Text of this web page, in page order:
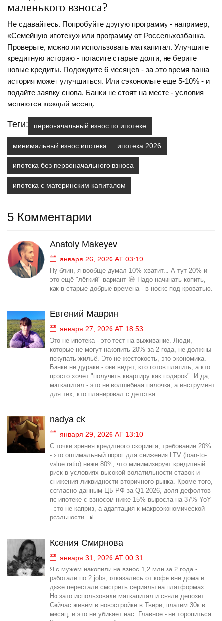
маленького взноса?
Не сдавайтесь. Попробуйте другую программу - например,
«Семейную ипотеку» или программу от Россельхозбанка.
Проверьте, можно ли использовать маткапитал. Улучшите
кредитную историю - погасите старые долги, не берите
новые кредиты. Подождите 6 месяцев - за это время ваша
история может улучшиться. Или сэкономьте еще 5-10% - и
подайте заявку снова. Банки не стоят на месте - условия
меняются каждый месяц.
Теги: первоначальный взнос по ипотеке
минимальный взнос ипотека ипотека 2026
ипотека без первоначального взноса
ипотека с материнским капиталом
5 Комментарии
Anatoly Makeyev
января 26, 2026 AT 03:19
Ну блин, я вообще думал 10% хватит... А тут 20% и
это ещё "лёгкий" вариант 😅 Надо начинать копить,
как в старые добрые времена - в носке под кроватью.
Евгений Маврин
января 27, 2026 AT 18:53
Это не ипотека - это тест на выживание. Люди,
которые не могут накопить 20% за 2 года, не должны
покупать жильё. Это не жестокость, это экономика.
Банки не дураки - они видят, кто готов платить, а кто
просто хочет "получить квартиру как подарок". И да,
маткапитал - это не волшебная палочка, а инструмент
для тех, кто планировал с детства.
nadya ck
января 29, 2026 AT 13:10
С точки зрения кредитного скоринга, требование 20%
- это оптимальный порог для снижения LTV (loan-to-
value ratio) ниже 80%, что минимизирует кредитный
риск в условиях высокой волатильности ставок и
снижения ликвидности вторичного рынка. Кроме того,
согласно данным ЦБ РФ за Q1 2026, доля дефолтов
по ипотеке с взносом ниже 15% выросла на 37% YoY
- это не каприз, а адаптация к макроэкономической
реальности. 📊
Ксения Смирнова
января 31, 2026 AT 00:31
Я с мужем накопили на взнос 1,2 млн за 2 года -
работали по 2 jobs, отказались от кофе вне дома и
даже перестали смотреть сериалы на платформах.
Но зато использовали маткапитал и сняли депозит.
Сейчас живём в новостройке в Твери, платим 30к в
месяц, и это не убивает нас. Главное - не торопиться.